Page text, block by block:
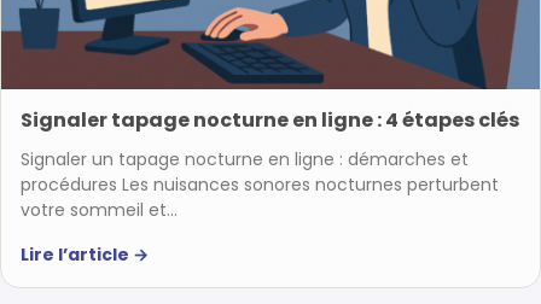
Signaler tapage nocturne en ligne : 4 étapes clés
Signaler un tapage nocturne en ligne : démarches et
procédures Les nuisances sonores nocturnes perturbent
votre sommeil et…
Lire l’article →